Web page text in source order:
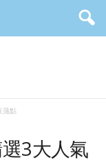
蒲點
3大人氣